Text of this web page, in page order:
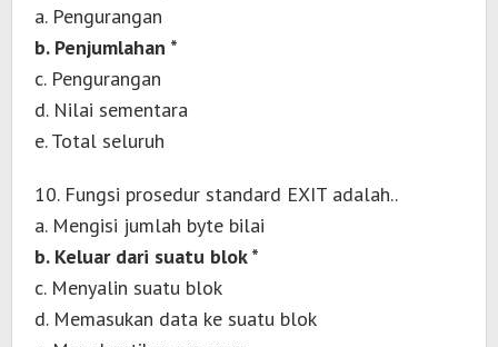
a. Pengurangan
b. Penjumlahan *
c. Pengurangan
d. Nilai sementara
e. Total seluruh
10. Fungsi prosedur standard EXIT adalah..
a. Mengisi jumlah byte bilai
b. Keluar dari suatu blok *
c. Menyalin suatu blok
d. Memasukan data ke suatu blok